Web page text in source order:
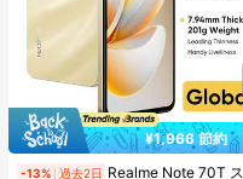
¥1,966 節約
-13% 過去2日 Realme Note 70T スマートフォン 4GB+64GB/4GB+128GB/4GB+256GB グローバル版 4G LTE、Android 15 アンロック携帯電話、6000mAh大容量バッテリー、50MP AIカメラ、90Hzスクリーン モバイルフォン プラスライト、15W急速充電、8コアチップセット、アダプターなし、ベトナムSIMロック
#3 ベストセラー
に 携帯電話ブランド 携帯電話